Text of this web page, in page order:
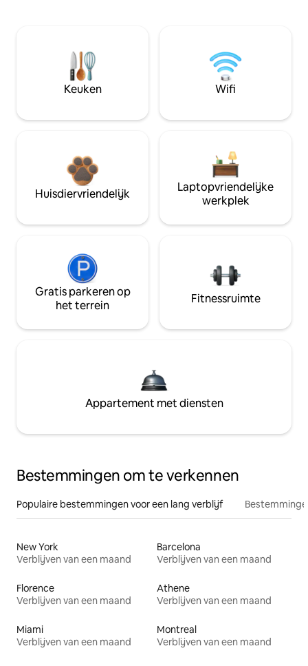
Keuken Wifi
Huisdiervriendelijk
Laptopvriendelijke
werkplek
Gratis parkeren op
het terrein
Fitnessruimte
Appartement met diensten
Bestemmingen om te verkennen
Populaire bestemmingen voor een lang verblijf
New York
Verblijven van een maand
Barcelona
Verblijven van een maand
Florence
Verblijven van een maand
Athene
Verblijven van een maand
Miami
Verblijven van een maand
Montreal
Verblijven van een maand